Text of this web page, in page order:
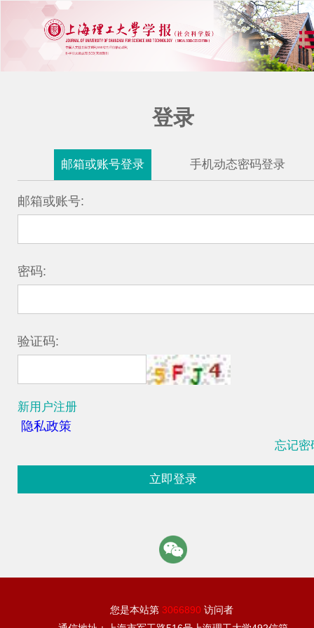
登录
邮箱或账号登录 手机动态密码登录
邮箱或账号:
密码:
验证码:
新用户注册
隐私政策
忘记密
立即登录
您是本站第3066890 访问者